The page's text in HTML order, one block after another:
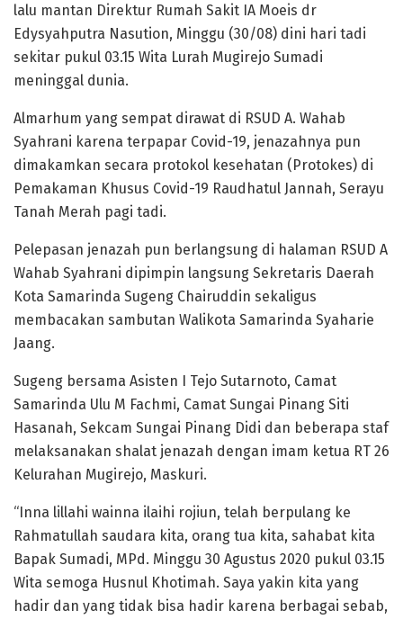
lalu mantan Direktur Rumah Sakit IA Moeis dr
Edysyahputra Nasution, Minggu (30/08) dini hari tadi
sekitar pukul 03.15 Wita Lurah Mugirejo Sumadi
meninggal dunia.
Almarhum yang sempat dirawat di RSUD A. Wahab
Syahrani karena terpapar Covid-19, jenazahnya pun
dimakamkan secara protokol kesehatan (Protokes) di
Pemakaman Khusus Covid-19 Raudhatul Jannah, Serayu
Tanah Merah pagi tadi.
Pelepasan jenazah pun berlangsung di halaman RSUD A
Wahab Syahrani dipimpin langsung Sekretaris Daerah
Kota Samarinda Sugeng Chairuddin sekaligus
membacakan sambutan Walikota Samarinda Syaharie
Jaang.
Sugeng bersama Asisten I Tejo Sutarnoto, Camat
Samarinda Ulu M Fachmi, Camat Sungai Pinang Siti
Hasanah, Sekcam Sungai Pinang Didi dan beberapa staf
melaksanakan shalat jenazah dengan imam ketua RT 26
Kelurahan Mugirejo, Maskuri.
“Inna lillahi wainna ilaihi rojiun, telah berpulang ke
Rahmatullah saudara kita, orang tua kita, sahabat kita
Bapak Sumadi, MPd. Minggu 30 Agustus 2020 pukul 03.15
Wita semoga Husnul Khotimah. Saya yakin kita yang
hadir dan yang tidak bisa hadir karena berbagai sebab,